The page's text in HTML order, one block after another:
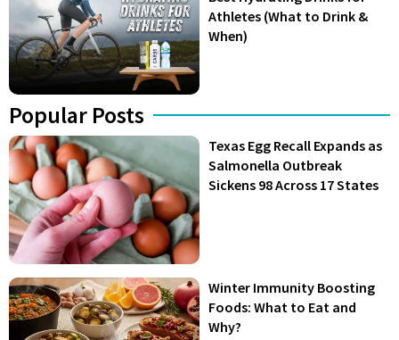
Athletes (What to Drink &
When)
Popular Posts
Texas Egg Recall Expands as
Salmonella Outbreak
Sickens 98 Across 17 States
Winter Immunity Boosting
Foods: What to Eat and
Why?